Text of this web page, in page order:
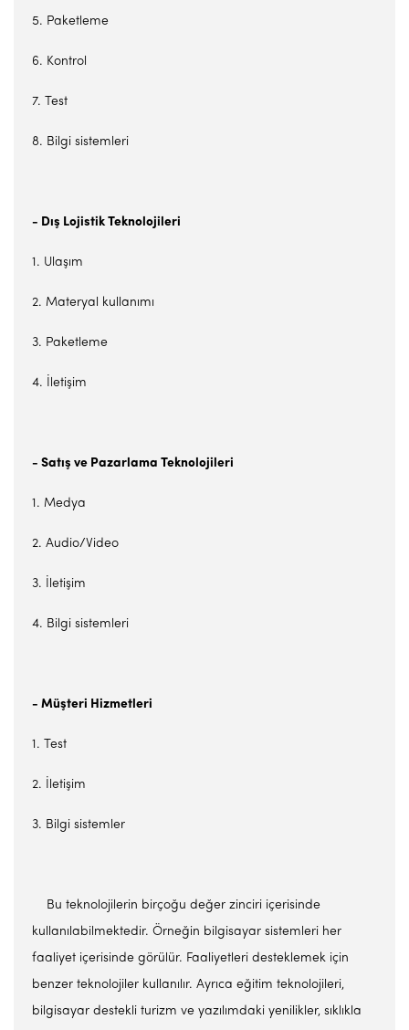
5. Paketleme
6. Kontrol
7. Test
8. Bilgi sistemleri
- Dış Lojistik Teknolojileri
1. Ulaşım
2. Materyal kullanımı
3. Paketleme
4. İletişim
- Satış ve Pazarlama Teknolojileri
1. Medya
2. Audio/Video
3. İletişim
4. Bilgi sistemleri
- Müşteri Hizmetleri
1. Test
2. İletişim
3. Bilgi sistemler
Bu teknolojilerin birçoğu değer zinciri içerisinde
kullanılabilmektedir. Örneğin bilgisayar sistemleri her
faaliyet içerisinde görülür. Faaliyetleri desteklemek için
benzer teknolojiler kullanılır. Ayrıca eğitim teknolojileri,
bilgisayar destekli turizm ve yazılımdaki yenilikler, sıklıkla